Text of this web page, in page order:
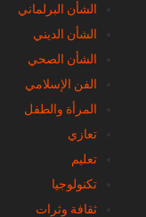
الشأن البرلماني
الشأن الديني
الشأن الصحي
الفن الإسلامي
المرأة والطفل
تعازي
تعليم
تكنولوجيا
ثقافة وثرات